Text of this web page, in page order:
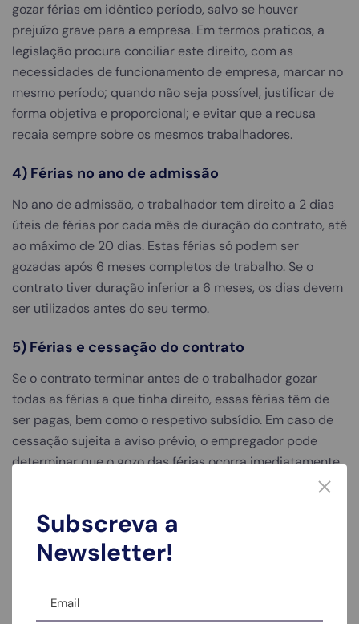
gozar férias em idêntico período, salvo se houver
prejuízo grave para a empresa. Em termos praticos, a
legislação procura conciliar este direito, com as
necessidades de funcionamento de empresa, marcar no
mesmo período; quando não seja possível, justificar de
forma objetiva e proporcional; e evitar que a recusa
recaia sempre sobre os mesmos trabalhadores.
4) Férias no ano de admissão
No ano de admissão, o trabalhador tem direito a 2 dias
úteis de férias por cada mês de duração do contrato, até
ao máximo de 20 dias. Estas férias só podem ser
gozadas após 6 meses completos de trabalho. Se o
contrato tiver duração inferior a 6 meses, os dias devem
ser utilizados antes do seu termo.
5) Férias e cessação do contrato
Se o contrato terminar antes de o trabalhador gozar
todas as férias a que tinha direito, essas férias têm de
ser pagas, bem como o respetivo subsídio. Em caso de
cessação sujeita a aviso prévio, o empregador pode
determinar que o gozo das férias ocorra imediatamente
Regras de equidade: como lidar
com agosto, Natal, Páscoa e
A maior parte dos conflitos não nasce do direito a férias.
Subscreva a
Newsletter!